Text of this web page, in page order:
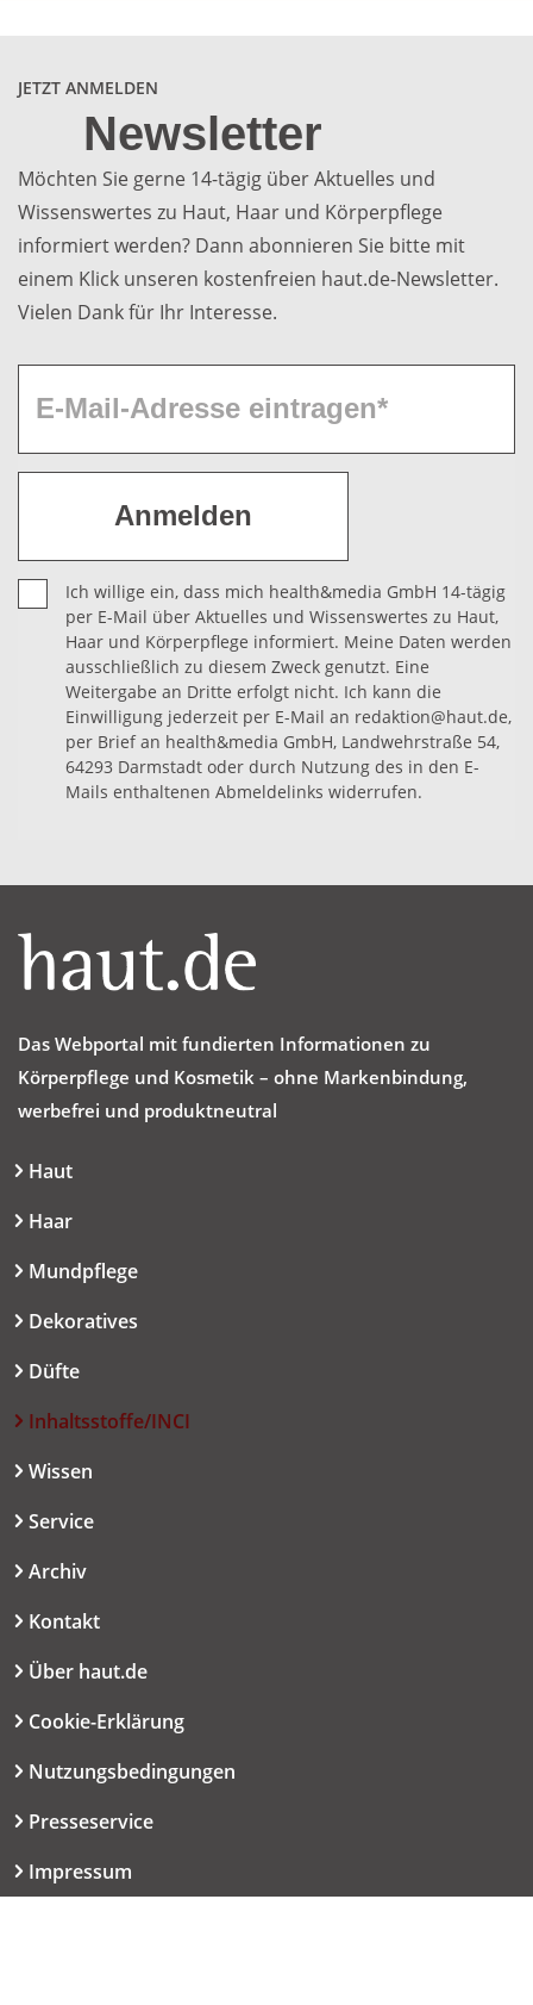
JETZT ANMELDEN
Newsletter
Möchten Sie gerne 14-tägig über Aktuelles und
Wissenswertes zu Haut, Haar und Körperpflege
informiert werden? Dann abonnieren Sie bitte mit
einem Klick unseren kostenfreien haut.de-Newsletter.
Vielen Dank für Ihr Interesse.
Ich willige ein, dass mich health&media GmbH 14-tägig
per E-Mail über Aktuelles und Wissenswertes zu Haut,
Haar und Körperpflege informiert. Meine Daten werden
ausschließlich zu diesem Zweck genutzt. Eine
Weitergabe an Dritte erfolgt nicht. Ich kann die
Einwilligung jederzeit per E-Mail an redaktion@haut.de,
per Brief an health&media GmbH, Landwehrstraße 54,
64293 Darmstadt oder durch Nutzung des in den E-
Mails enthaltenen Abmeldelinks widerrufen.
Das Webportal mit fundierten Informationen zu
Körperpflege und Kosmetik – ohne Markenbindung,
werbefrei und produktneutral
Haut
Haar
Mundpflege
Dekoratives
Düfte
Inhaltsstoffe/INCI
Wissen
Service
Archiv
Kontakt
Über haut.de
Cookie-Erklärung
Nutzungsbedingungen
Presseservice
Impressum